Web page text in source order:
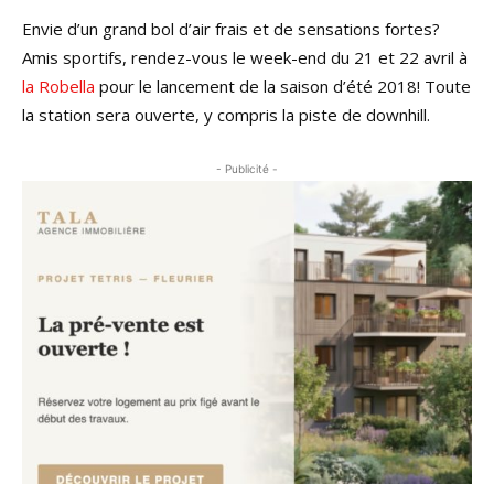
Envie d’un grand bol d’air frais et de sensations fortes?
Amis sportifs, rendez-vous le week-end du 21 et 22 avril à
la Robella pour le lancement de la saison d’été 2018! Toute
la station sera ouverte, y compris la piste de downhill.
- Publicité -